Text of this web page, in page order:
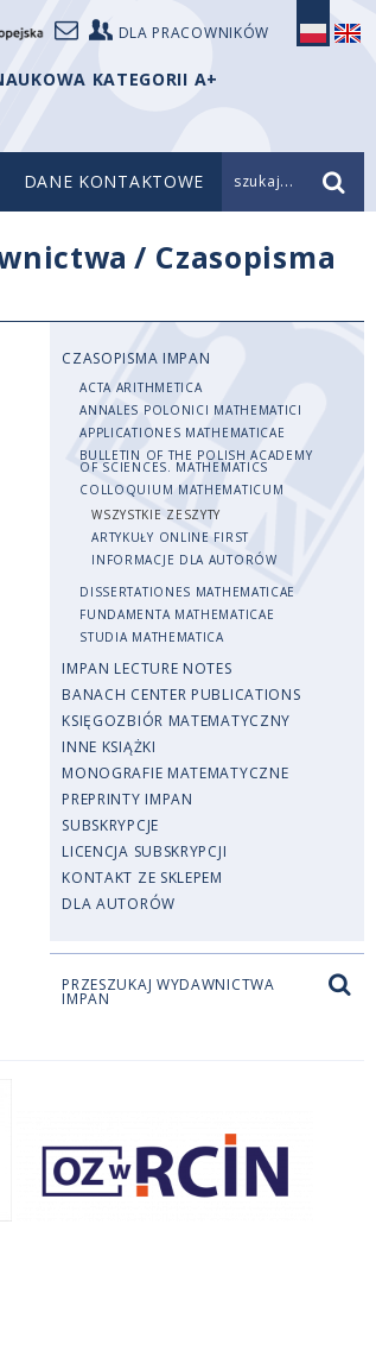
DLA PRACOWNIKÓW
KATEGORII A+
DANE KONTAKTOWE szukaj...
/ Czasopisma
CZASOPISMA IMPAN
ACTA ARITHMETICA
ANNALES POLONICI MATHEMATICI
APPLICATIONES MATHEMATICAE
BULLETIN OF THE POLISH ACADEMY
OF SCIENCES. MATHEMATICS
COLLOQUIUM MATHEMATICUM
WSZYSTKIE ZESZYTY
ARTYKUŁY ONLINE FIRST
INFORMACJE DLA AUTORÓW
DISSERTATIONES MATHEMATICAE
FUNDAMENTA MATHEMATICAE
STUDIA MATHEMATICA
IMPAN LECTURE NOTES
BANACH CENTER PUBLICATIONS
KSIĘGOZBIÓR MATEMATYCZNY
INNE KSIĄŻKI
MONOGRAFIE MATEMATYCZNE
PREPRINTY IMPAN
SUBSKRYPCJE
LICENCJA SUBSKRYPCJI
KONTAKT ZE SKLEPEM
DLA AUTORÓW
PRZESZUKAJ WYDAWNICTWA
IMPAN